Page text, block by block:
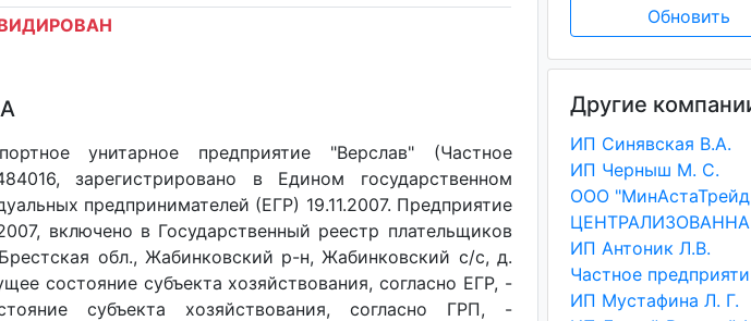
унитарное предприятие "Верслав" (Частное
зарегистрировано в Едином государственном
предпринимателей (ЕГР) 19.11.2007. Предприятие
включено в Государственный реестр плательщиков
обл., Жабинковский р-н, Жабинковский с/с, д.
состояние субъекта хозяйствования, согласно ЕГР, -
субъекта хозяйствования, согласно ГРП, -
Обновить
Другие
ИП Синявская В.А.
ИП Черныш М. С.
ООО
ИП Антоник Л.В.
ИП Мустафина Л. Г.